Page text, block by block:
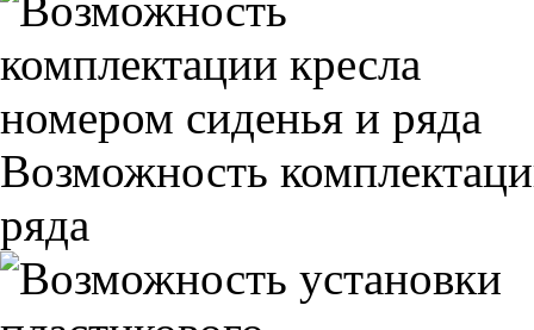
Возможность
ряда